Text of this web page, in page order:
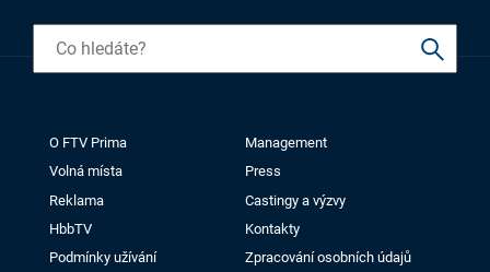
O FTV Prima
Management
Volná místa
Press
Reklama
Castingy a výzvy
HbbTV
Kontakty
Podmínky užívání
Zpracování osobních údajů